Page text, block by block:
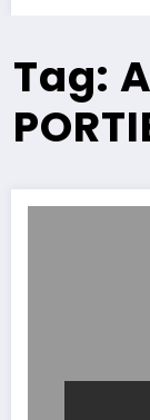
Tag: